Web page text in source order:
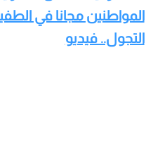
المواطنين مجانا في
التجول.. فيديو